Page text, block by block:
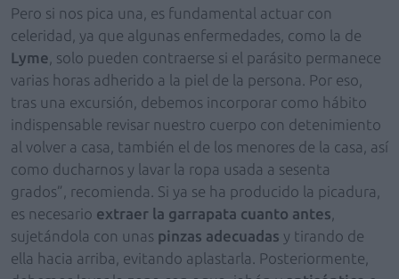
Pero si nos pica una, es fundamental actuar con
celeridad, ya que algunas enfermedades, como la de
Lyme , solo pueden contraerse si el parásito permanece
varias horas adherido a la piel de la persona. Por eso,
tras una excursión, debemos incorporar como hábito
indispensable revisar nuestro cuerpo con detenimiento
al volver a casa, también el de los menores de la casa, así
como ducharnos y lavar la ropa usada a sesenta
grados”, recomienda. Si ya se ha producido la picadura,
es necesario extraer la garrapata cuanto antes
sujetándola con unas pinzas adecuadas y tirando de
ella hacia arriba, evitando aplastarla. Posteriormente,